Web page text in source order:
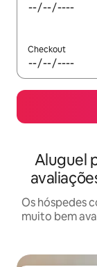
Checkout
Aluguel
Os hóspedes
muito bem